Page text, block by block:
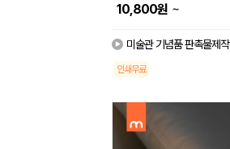
10,800원 ~
미술관 기념품 판촉물제작
인쇄무료